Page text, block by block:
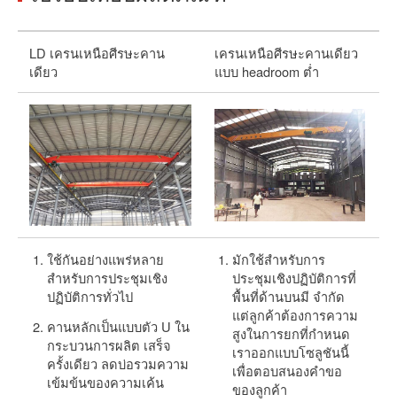
LD เครนเหนือศีรษะคาน
เดียว
เครนเหนือศีรษะคานเดียว
แบบ headroom ต่ำ
ใช้กันอย่างแพร่หลาย
สำหรับการประชุมเชิง
ปฏิบัติการทั่วไป
คานหลักเป็นแบบตัว U ใน
กระบวนการผลิต เสร็จ
ครั้งเดียว ลดบ่อรวมความ
เข้มข้นของความเค้น
มักใช้สำหรับการ
ประชุมเชิงปฏิบัติการที่
พื้นที่ด้านบนมี จำกัด
แต่ลูกค้าต้องการความ
สูงในการยกที่กำหนด
เราออกแบบโซลูชันนี้
เพื่อตอบสนองคำขอ
ของลูกค้า